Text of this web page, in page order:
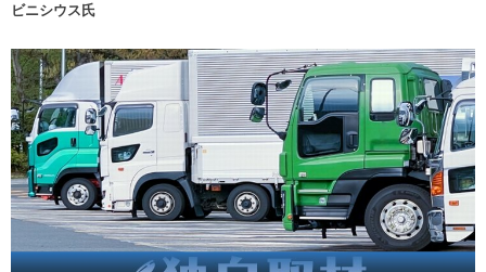
ビニシウス氏